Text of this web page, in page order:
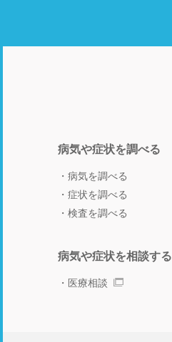
病気や症状を調べる
病気を調べる
症状を調べる
検査を調べる
病気や症状を相談する
医療相談